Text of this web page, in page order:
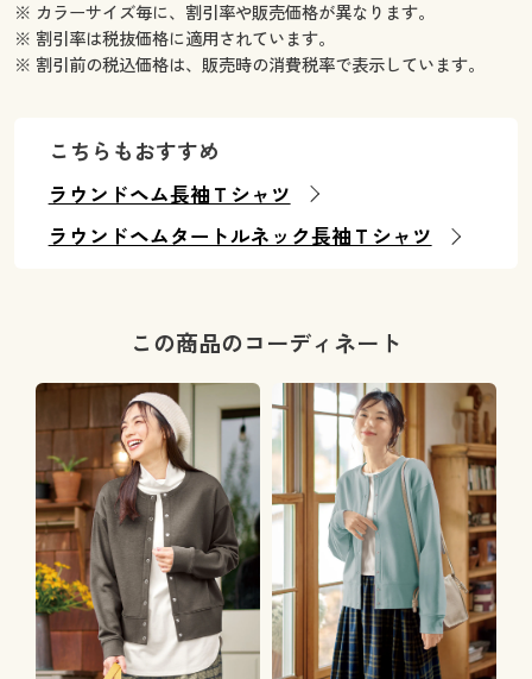
※ カラーサイズ毎に、割引率や販売価格が異なります。
※ 割引率は税抜価格に適用されています。
※ 割引前の税込価格は、販売時の消費税率で表示しています。
こちらもおすすめ
ラウンドヘム長袖Ｔシャツ
ラウンドヘムタートルネック長袖Ｔシャツ
この商品のコーディネート